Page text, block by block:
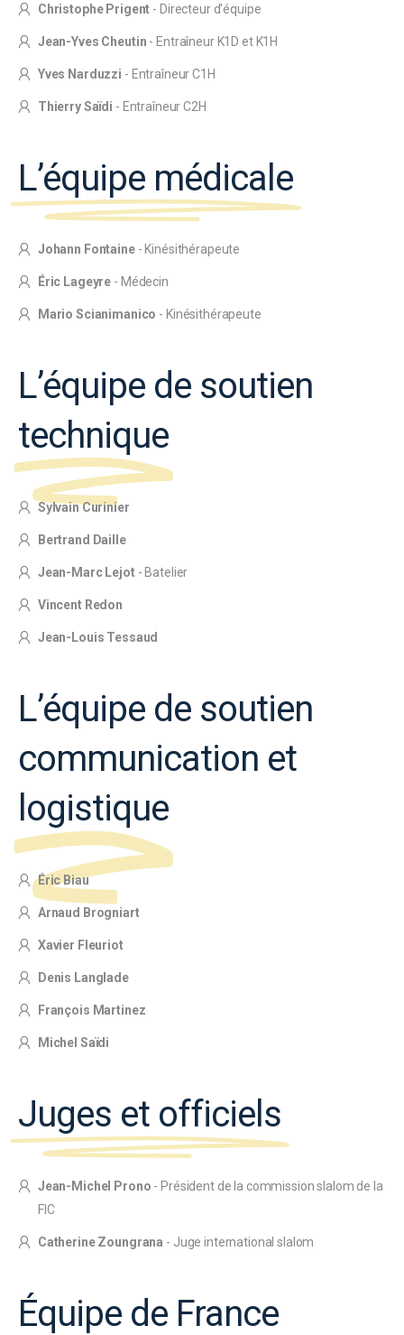
Christophe Prigent - Directeur d'équipe
Jean-Yves Cheutin - Entraîneur K1D et K1H
Yves Narduzzi - Entraîneur C1H
Thierry Saïdi - Entraîneur C2H
L’équipe médicale
Johann Fontaine- Kinésithérapeute
Éric Lageyre - Médecin
Mario Scianimanico - Kinésithérapeute
L’équipe de soutien
technique
Sylvain Curinier
Bertrand Daille
Jean-Marc Lejot- Batelier
Vincent Redon
Jean-Louis Tessaud
L’équipe de soutien
communication et
logistique
Éric Biau
Arnaud Brogniart
Xavier Fleuriot
Denis Langlade
François Martinez
Michel Saïdi
Juges et officiels
Jean-Michel Prono - Président de la commission slalom de la
FIC
Catherine Zoungrana - Juge international slalom
Équipe de France